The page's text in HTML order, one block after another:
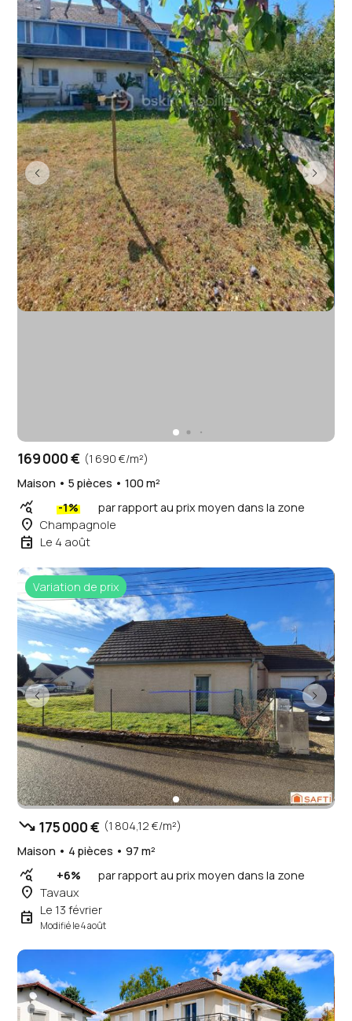
169 000 € (1 690 €/m²)
Maison • 5 pièces • 100 m²
query_stats -1% par rapport au prix moyen dans la zone
place Champagnole
event Le 4 août
Variation de prix
trending_down 175 000 € (1 804,12 €/m²)
Maison • 4 pièces • 97 m²
query_stats +6% par rapport au prix moyen dans la zone
place Tavaux
event Le 13 février
Modifié le 4 août